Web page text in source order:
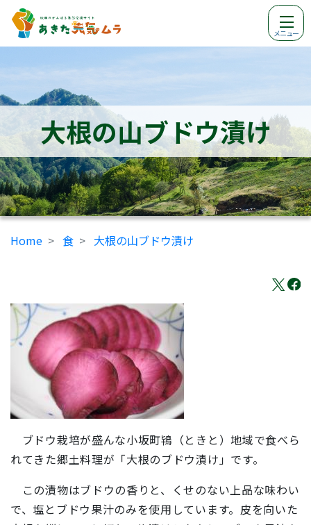
メニュー
大根の山ブドウ漬け
Home 食 大根の山ブドウ漬け
ブドウ栽培が盛んな小坂町鴇（ときと）地域で食べら
れてきた郷土料理が「大根のブドウ漬け」です。
この漬物はブドウの香りと、くせのない上品な味わい
で、塩とブドウ果汁のみを使用しています。皮を向いた